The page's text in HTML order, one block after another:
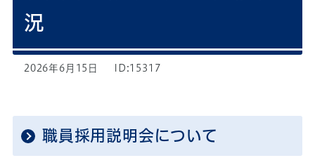
況
2026年6月15日 ID:15317
職員採用説明会について